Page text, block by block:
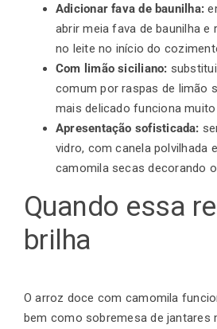
Adicionar fava de baunilha:
abrir meia fava de baunilha e
no leite no início do
Com limão siciliano:
comum por raspas de limão
mais delicado funciona
Apresentação sofisticada:
vidro, com canela polvilhada
camomila secas decorando
Quando essa
brilha
O arroz doce com camomila
bem como sobremesa de jantares